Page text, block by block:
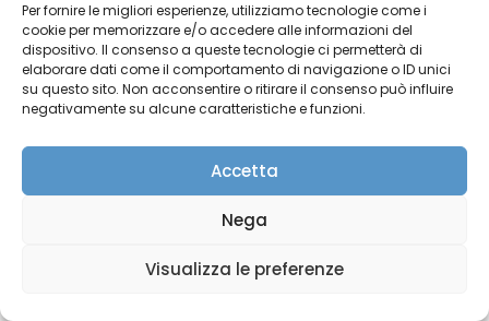
Per fornire le migliori esperienze, utilizziamo tecnologie come i
cookie per memorizzare e/o accedere alle informazioni del
dispositivo. Il consenso a queste tecnologie ci permetterà di
elaborare dati come il comportamento di navigazione o ID unici
su questo sito. Non acconsentire o ritirare il consenso può influire
negativamente su alcune caratteristiche e funzioni.
Accetta
Nega
Visualizza le preferenze
Ismar-CNR, ora associata di Ricerca
Rispondi
Enrico Dalcanale ha detto:
09/03/2021 alle 7:08 am
aderisco.